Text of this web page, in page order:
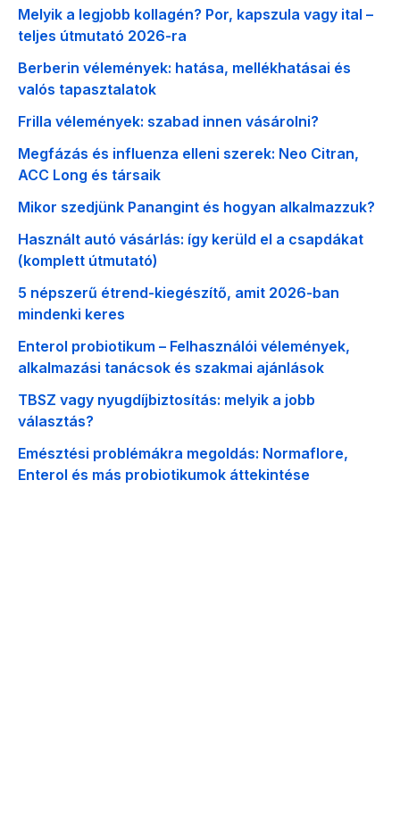
Melyik a legjobb kollagén? Por, kapszula vagy ital –
teljes útmutató 2026-ra
Berberin vélemények: hatása, mellékhatásai és
valós tapasztalatok
Frilla vélemények: szabad innen vásárolni?
Megfázás és influenza elleni szerek: Neo Citran,
ACC Long és társaik
Mikor szedjünk Panangint és hogyan alkalmazzuk?
Használt autó vásárlás: így kerüld el a csapdákat
(komplett útmutató)
5 népszerű étrend-kiegészítő, amit 2026-ban
mindenki keres
Enterol probiotikum – Felhasználói vélemények,
alkalmazási tanácsok és szakmai ajánlások
TBSZ vagy nyugdíjbiztosítás: melyik a jobb
választás?
Emésztési problémákra megoldás: Normaflore,
Enterol és más probiotikumok áttekintése